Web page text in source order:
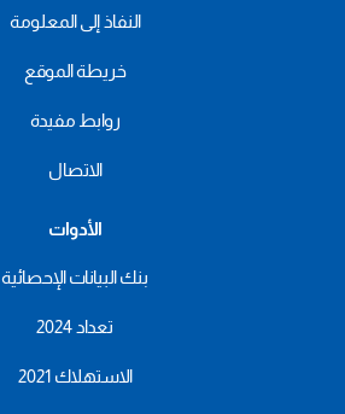
النفاذ إلى المعلومة
خريطة الموقع
روابط مفيدة
الاتصال
الأدوات
بنك البيانات الإحصائية
تعداد 2024
الاستهلاك 2021